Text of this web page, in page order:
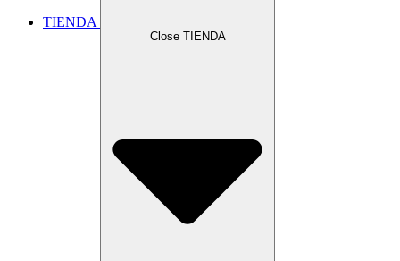
TIENDA
Close TIENDA